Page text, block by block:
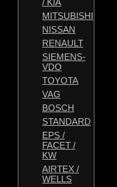
/ KIA
MITSUBISHI
NISSAN
RENAULT
SIEMENS-
VDO
TOYOTA
VAG
BOSCH
STANDARD
EPS /
FACET /
KW
AIRTEX /
WELLS